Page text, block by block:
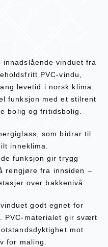
vinduet fra
PVC-vindu,
levetid i norsk klima.
funksjon med et stilrent
bolig og fritidsbolig.
som bidrar til
inneklima.
funksjon gir trygg
rengjøre fra innsiden –
over bakkenivå.
godt egnet for
PVC-materialet gir svært
mot
for maling.